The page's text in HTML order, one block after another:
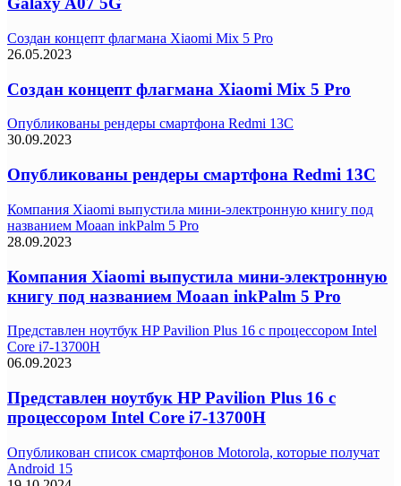
Создан концепт флагмана Xiaomi Mix 5 Pro
26.05.2023
Создан концепт флагмана Xiaomi Mix 5 Pro
Опубликованы рендеры смартфона Redmi 13C
30.09.2023
Опубликованы рендеры смартфона Redmi 13C
Компания Xiaomi выпустила мини-электронную книгу под
названием Moaan inkPalm 5 Pro
28.09.2023
Компания Xiaomi выпустила мини-электронную
книгу под названием Moaan inkPalm 5 Pro
Представлен ноутбук HP Pavilion Plus 16 с процессором Intel
Core i7-13700H
06.09.2023
Представлен ноутбук HP Pavilion Plus 16 с
процессором Intel Core i7-13700H
Опубликован список смартфонов Motorola, которые получат
Android 15